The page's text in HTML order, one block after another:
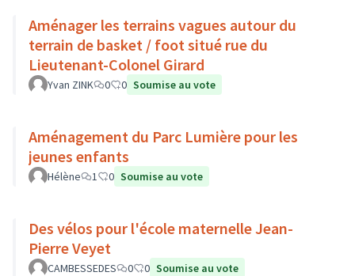
Aménager les terrains vagues autour du
terrain de basket / foot situé rue du
Lieutenant-Colonel Girard
Yvan ZINK 0 0 Soumise au vote
Aménagement du Parc Lumière pour les
jeunes enfants
Hélène 1 0 Soumise au vote
Des vélos pour l'école maternelle Jean-
Pierre Veyet
CAMBESSEDES 0 0 Soumise au vote